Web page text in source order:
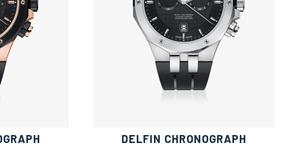
DELFIN CHRONOGRAPH